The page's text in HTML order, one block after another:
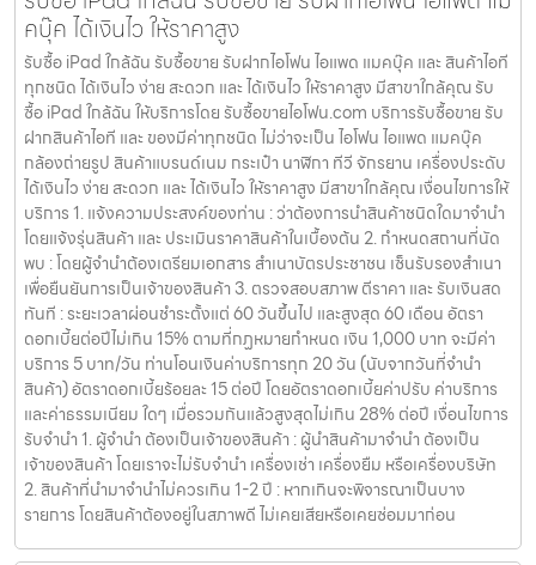
คบุ๊ค ได้เงินไว ให้ราคาสูง
รับซื้อ iPad ใกล้ฉัน รับซื้อขาย รับฝากไอโฟน ไอแพด แมคบุ๊ค และ สินค้าไอที
ทุกชนิด ได้เงินไว ง่าย สะดวก และ ได้เงินไว ให้ราคาสูง มีสาขาใกล้คุณ รับ
ซื้อ iPad ใกล้ฉัน ให้บริการโดย รับซื้อขายไอโฟน.com บริการรับซื้อขาย รับ
ฝากสินค้าไอที และ ของมีค่าทุกชนิด ไม่ว่าจะเป็น ไอโฟน ไอแพด แมคบุ๊ค
กล้องถ่ายรูป สินค้าแบรนด์เนม กระเป๋า นาฬิกา ทีวี จักรยาน เครื่องประดับ
ได้เงินไว ง่าย สะดวก และ ได้เงินไว ให้ราคาสูง มีสาขาใกล้คุณ เงื่อนไขการให้
บริการ 1. แจ้งความประสงค์ของท่าน : ว่าต้องการนำสินค้าชนิดใดมาจำนำ
โดยแจ้งรุ่นสินค้า และ ประเมินราคาสินค้าในเบื้องต้น 2. กำหนดสถานที่นัด
พบ : โดยผู้จำนำต้องเตรียมเอกสาร สำเนาบัตรประชาชน เซ็นรับรองสำเนา
เพื่อยืนยันการเป็นเจ้าของสินค้า 3. ตรวจสอบสภาพ ตีราคา และ รับเงินสด
ทันที : ระยะเวลาผ่อนชำระตั้งแต่ 60 วันขึ้นไป และสูงสุด 60 เดือน อัตรา
ดอกเบี้ยต่อปีไม่เกิน 15% ตามที่กฏหมายกำหนด เงิน 1,000 บาท จะมีค่า
บริการ 5 บาท/วัน ท่านโอนเงินค่าบริการทุก 20 วัน (นับจากวันที่จำนำ
สินค้า) อัตราดอกเบี้ยร้อยละ 15 ต่อปี โดยอัตราดอกเบี้ยค่าปรับ ค่าบริการ
และค่าธรรมเนียม ใดๆ เมื่อรวมกันแล้วสูงสุดไม่เกิน 28% ต่อปี เงื่อนไขการ
รับจำนำ 1. ผู้จำนำ ต้องเป็นเจ้าของสินค้า : ผู้นำสินค้ามาจำนำ ต้องเป็น
เจ้าของสินค้า โดยเราจะไม่รับจำนำ เครื่องเช่า เครื่องยืม หรือเครื่องบริษัท
2. สินค้าที่นำมาจำนำไม่ควรเกิน 1-2 ปี : หากเกินจะพิจารณาเป็นบาง
รายการ โดยสินค้าต้องอยู่ในสภาพดี ไม่เคยเสียหรือเคยซ่อมมาก่อน